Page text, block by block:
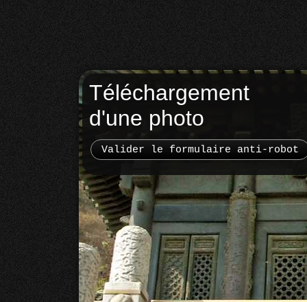
Téléchargement
d'une photo